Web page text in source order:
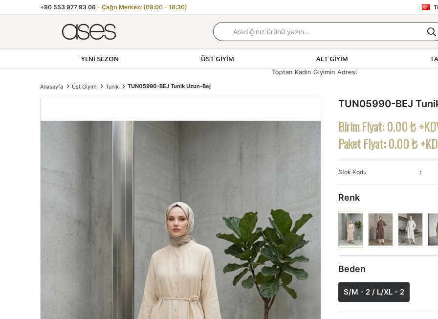
+90 553 977 93 06- Çağrı Merkezi (09:00 - 18:30)
YENI SEZON ÜST GIYIM ALT GIYIM
Toptan Kadın Giyimin Adresi
Anasayfa Üst Giyim Tunik TUN05990-BEJ Tunik Uzun-Bej
TUN05990-BEJ
Birim Fiyat:0.00 ₺
Paket Fiyat:0.00 ₺
Stok Kodu
Renk
Beden
S/M - 2 / L/XL - 2